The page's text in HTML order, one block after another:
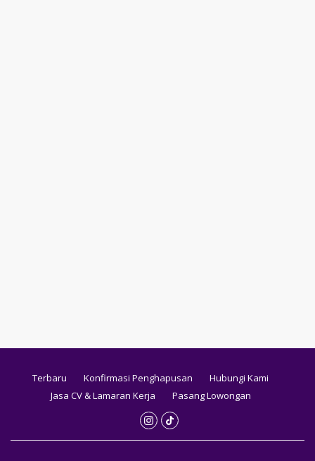
Terbaru Konfirmasi Penghapusan
Hubungi Kami
Jasa CV & Lamaran Kerja
Pasang Lowongan